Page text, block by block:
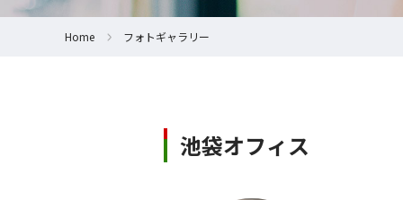
Home フォトギャラリー
池袋オフィス